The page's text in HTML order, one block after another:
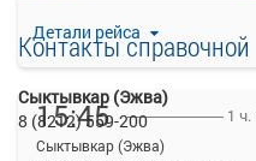
Детали рейса
15:45
Сыктывкар (Эжва)
1
Контакты справочной
Сыктывкар (Эжва)
8 (8212) 559-200